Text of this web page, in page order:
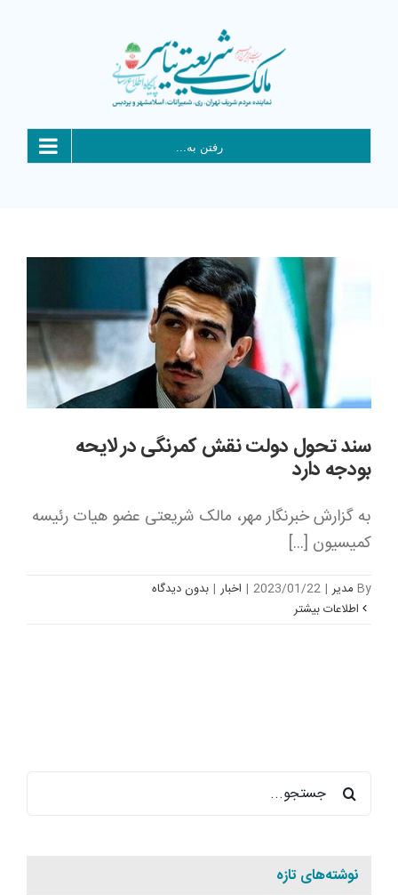
رفتن به...
سند تحول دولت نقش کمرنگی در لایحه
بودجه دارد
به گزارش خبرنگار مهر، مالک شریعتی عضو هیات رئیسه
کمیسیون [...]
By مدیر |
2023/01/22
| اخبار | بدون ديدگاه
اطلاعات بیشتر
جستجو
برای:
نوشته‌های تازه